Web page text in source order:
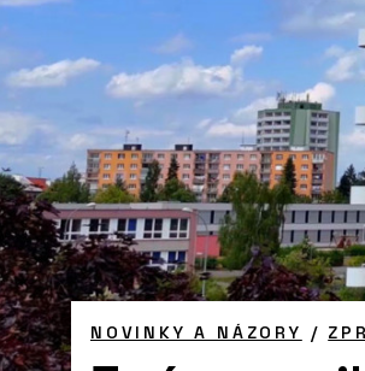
NOVINKY A NÁZORY /